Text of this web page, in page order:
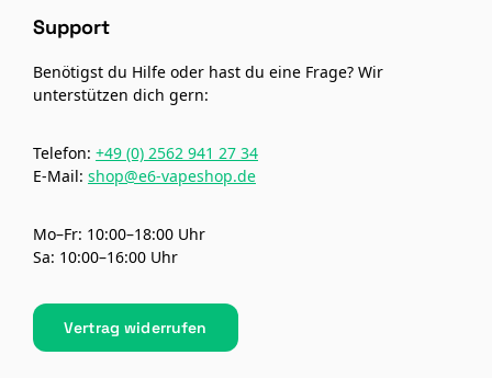
Support
Benötigst du Hilfe oder hast du eine Frage? Wir
unterstützen dich gern:
Telefon: +49 (0) 2562 941 27 34
E-Mail: shop@e6-vapeshop.de
Mo–Fr: 10:00–18:00 Uhr
Sa: 10:00–16:00 Uhr
Vertrag widerrufen